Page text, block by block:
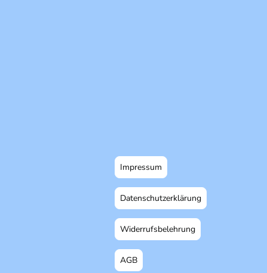
Impressum
AGB
Datenschutzerklärung
Widerrufsbelehrung